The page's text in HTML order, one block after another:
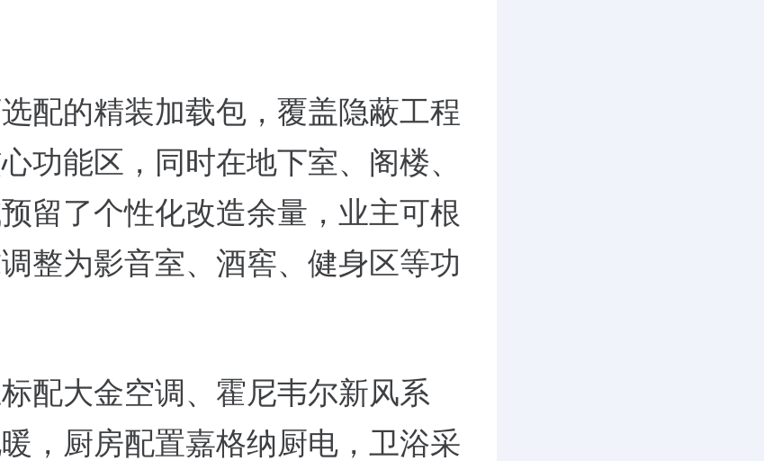
配的精装加载包，覆盖隐蔽工程
功能区，同时在地下室、阁楼、
留了个性化改造余量，业主可根
整为影音室、酒窖、健身区等功
配大金空调、霍尼韦尔新风系
，厨房配置嘉格纳厨电，卫浴采